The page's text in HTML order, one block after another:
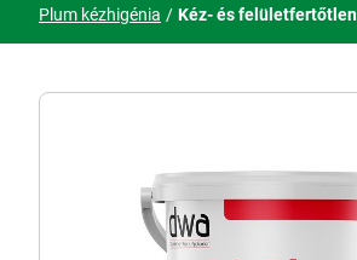
Plum kézhigénia
Kéz- és